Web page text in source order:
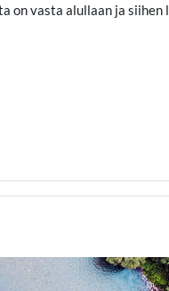
vasta alullaan ja